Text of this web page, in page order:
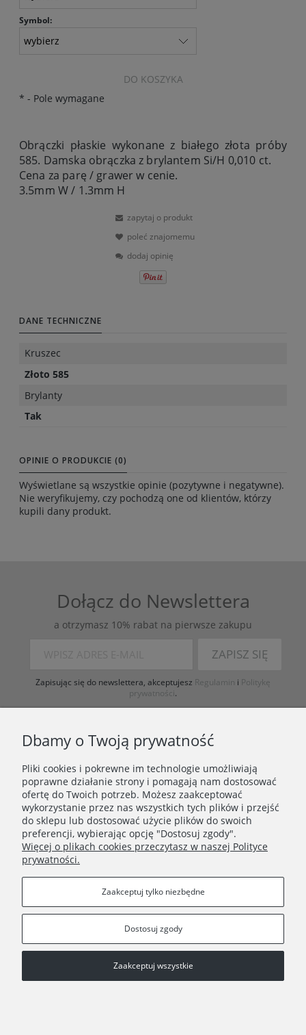
Symbol:
DO KOSZYKA
* - Pole wymagane
Obrączki płaskie wykonane z białego złota próby
585. Damska obrączka z brylantem Si/H 0,010 ct.
Cena za parę / grawer w cenie.
3.5mm W / 1.3mm H
zapytaj o produkt
poleć znajomemu
dodaj opinię
DANE TECHNICZNE
Kruszec
Złoto 585
Brylanty
Tak
OPINIE O PRODUKCIE (0)
Wyświetlane są wszystkie opinie (pozytywne i negatywne).
Nie weryfikujemy, czy pochodzą one od klientów, którzy
kupili dany produkt.
Dołącz do Newslettera
a otrzymasz 10% rabat na pierwsze zakupu
ZAPISZ SIĘ
Zapisując się do newslettera, akceptujesz Regulamin i Politykę
prywatności.
ZAKUPY
PORADNIK
INFORMACJE
Copyright © 2021 Wielocha
Dbamy o Twoją prywatność
Pliki cookies i pokrewne im technologie umożliwiają
poprawne działanie strony i pomagają nam dostosować
ofertę do Twoich potrzeb. Możesz zaakceptować
wykorzystanie przez nas wszystkich tych plików i przejść
do sklepu lub dostosować użycie plików do swoich
preferencji, wybierając opcję "Dostosuj zgody".
Więcej o plikach cookies przeczytasz w naszej Polityce
prywatności.
Zaakceptuj tylko niezbędne
Dostosuj zgody
Zaakceptuj wszystkie